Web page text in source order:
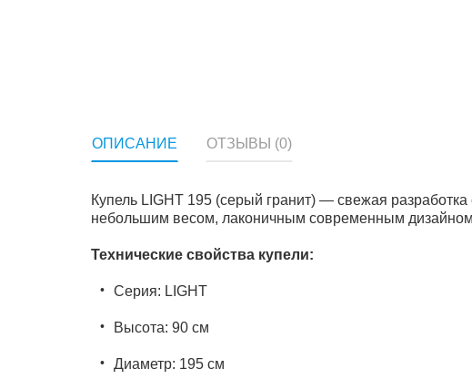
ОПИСАНИЕ ОТЗЫВЫ (0)
Купель LIGHT 195 (серый гранит) — свежая
небольшим весом, лаконичным современным
Технические свойства купели:
Серия: LIGHT
Высота: 90 см
Диаметр: 195 см